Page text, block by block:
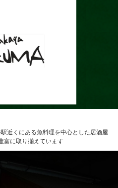
駅近くにある魚料理を中心とした居酒屋
富に取り揃えています